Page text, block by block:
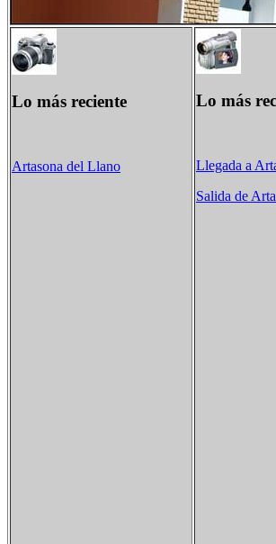
Lo más reciente
Artasona del Llano
Lo más
Llegada a
Salida de